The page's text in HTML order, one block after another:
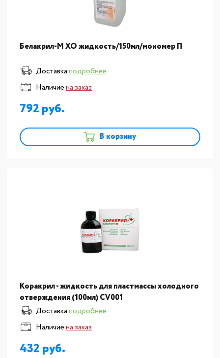
Белакрил-М ХО жидкость/150мл/мономер П
Доставкаподробнее
Наличиена заказ
792
В корзину
Коракрил - жидкость для пластмассы холодного
отверждения (100мл) CV001
Доставкаподробнее
Наличиена заказ
432